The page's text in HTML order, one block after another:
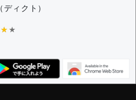
権限を持つユーザー -
数 -
ィクト）